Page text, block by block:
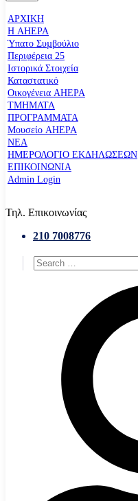
ΑΡΧΙΚΗ
Η AHEPA
Ύπατο Συµβούλιο
Περιφέρεια 25
Ιστορικά Στοιχεία
Καταστατικό
Οικογένεια AHEPA
ΤΜΗΜΑΤΑ
ΠΡΟΓΡΑΜΜΑΤΑ
Μουσείο AHEPA
ΝΕΑ
ΗΜΕΡΟΛΟΓΙΟ ΕΚΔΗΛΩΣΕΩΝ
ΕΠΙΚΟΙΝΩΝΙΑ
Admin Login
Τηλ. Επικοινωνίας
210 7008776